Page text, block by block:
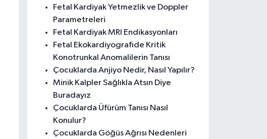
Fetal Kardiyak Yetmezlik ve Doppler
Parametreleri
Fetal Kardiyak MRI Endikasyonları
Fetal Ekokardiyografide Kritik
Konotrunkal Anomalilerin Tanısı
Çocuklarda Anjiyo Nedir, Nasıl Yapılır?
Minik Kalpler Sağlıkla Atsın Diye
Buradayız
Çocuklarda Üfürüm Tanısı Nasıl
Konulur?
Çocuklarda Göğüs Ağrısı Nedenleri